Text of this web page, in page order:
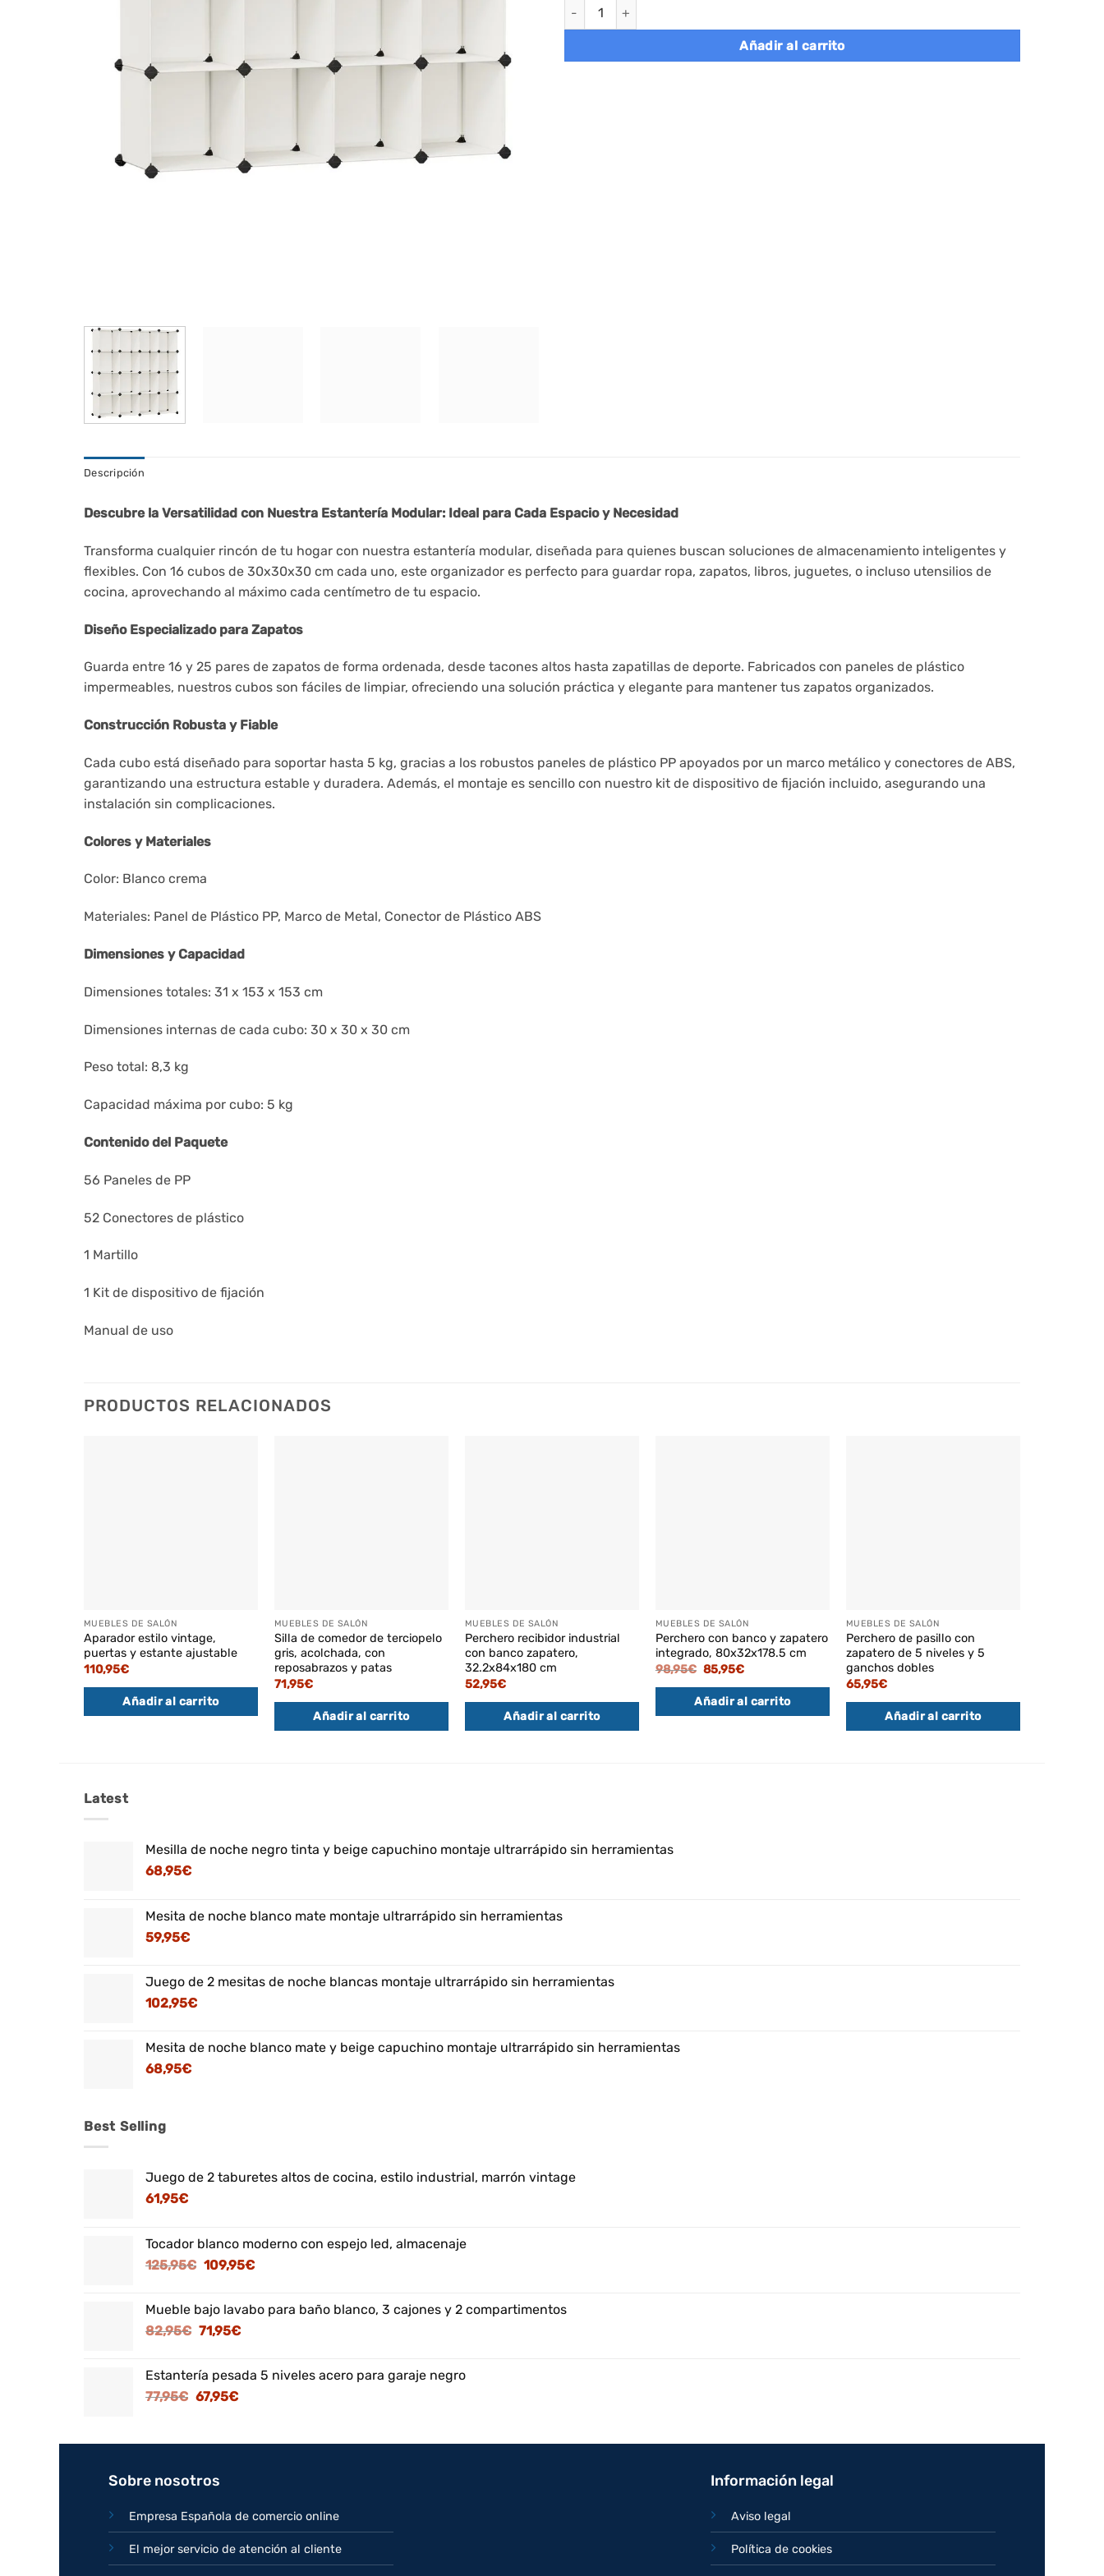
Zapatero modular apilable, 16 cubos, espacioso, blanco crema cantidad
Añadir al carrito
Descripción
Descubre la Versatilidad con Nuestra Estantería Modular: Ideal para Cada Espacio y Necesidad
Transforma cualquier rincón de tu hogar con nuestra estantería modular, diseñada para quienes buscan soluciones de almacenamiento inteligentes y
flexibles. Con 16 cubos de 30x30x30 cm cada uno, este organizador es perfecto para guardar ropa, zapatos, libros, juguetes, o incluso utensilios de
cocina, aprovechando al máximo cada centímetro de tu espacio.
Diseño Especializado para Zapatos
Guarda entre 16 y 25 pares de zapatos de forma ordenada, desde tacones altos hasta zapatillas de deporte. Fabricados con paneles de plástico
impermeables, nuestros cubos son fáciles de limpiar, ofreciendo una solución práctica y elegante para mantener tus zapatos organizados.
Construcción Robusta y Fiable
Cada cubo está diseñado para soportar hasta 5 kg, gracias a los robustos paneles de plástico PP apoyados por un marco metálico y conectores de ABS,
garantizando una estructura estable y duradera. Además, el montaje es sencillo con nuestro kit de dispositivo de fijación incluido, asegurando una
instalación sin complicaciones.
Colores y Materiales
Color: Blanco crema
Materiales: Panel de Plástico PP, Marco de Metal, Conector de Plástico ABS
Dimensiones y Capacidad
Dimensiones totales: 31 x 153 x 153 cm
Dimensiones internas de cada cubo: 30 x 30 x 30 cm
Peso total: 8,3 kg
Capacidad máxima por cubo: 5 kg
Contenido del Paquete
56 Paneles de PP
52 Conectores de plástico
1 Martillo
1 Kit de dispositivo de fijación
Manual de uso
PRODUCTOS RELACIONADOS
MUEBLES DE SALÓN
Aparador estilo vintage,
puertas y estante ajustable
110,95€
Añadir al carrito
MUEBLES DE SALÓN
Silla de comedor de terciopelo
gris, acolchada, con
reposabrazos y patas
71,95€
Añadir al carrito
MUEBLES DE SALÓN
Perchero recibidor industrial
con banco zapatero,
32.2x84x180 cm
52,95€
Añadir al carrito
MUEBLES DE SALÓN
Perchero con banco y zapatero
integrado, 80x32x178.5 cm
98,95€ El
original
era:
98,95€.
85,95€El
actual
es:
85,95€.
Añadir al carrito
MUEBLES DE SALÓN
Perchero de pasillo con
zapatero de 5 niveles y 5
ganchos dobles
65,95€
Añadir al carrito
Latest
Mesilla de noche negro tinta y beige capuchino montaje ultrarrápido sin herramientas
68,95€
Mesita de noche blanco mate montaje ultrarrápido sin herramientas
59,95€
Juego de 2 mesitas de noche blancas montaje ultrarrápido sin herramientas
102,95€
Mesita de noche blanco mate y beige capuchino montaje ultrarrápido sin herramientas
68,95€
Best Selling
Juego de 2 taburetes altos de cocina, estilo industrial, marrón vintage
61,95€
Tocador blanco moderno con espejo led, almacenaje
125,95€ El
era:
125,95€.
109,95€El
es:
Mueble bajo lavabo para baño blanco, 3 cajones y 2 compartimentos
82,95€ El
era:
82,95€.
71,95€El
es:
Estantería pesada 5 niveles acero para garaje negro
77,95€ El
era:
67,95€El
es:
Sobre nosotros
Empresa Española de comercio online
El mejor servicio de atención al cliente
Información legal
Aviso legal
Política de cookies